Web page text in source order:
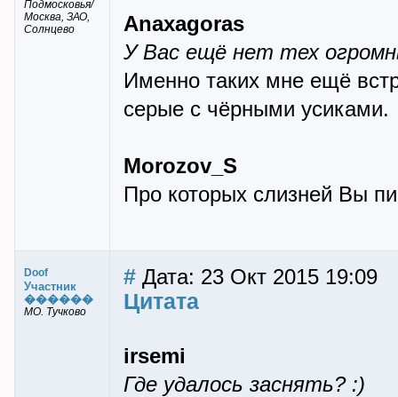
Подмосковья/
Москва, ЗАО,
Солнцево
Anaxagoras
У Вас ещё нет тех
Именно таких мне ещё
серые с чёрными усиками.
Morozov_S
Про которых слизней Вы
Doof
Участник
������
МО. Тучково
# Дата: 23 Окт 2015 19:09
Цитата
irsemi
Где удалось заснять? :)